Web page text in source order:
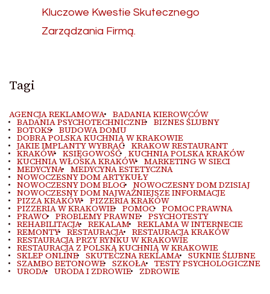
Kluczowe Kwestie Skutecznego
Zarządzania Firmą.
Tagi
AGENCJA REKLAMOWA BADANIA KIEROWCÓW
BADANIA PSYCHOTECHNICZNE BIZNES ŚLUBNY
BOTOKS BUDOWA DOMU
DOBRA POLSKA KUCHNIA W KRAKOWIE
JAKIE IMPLANTY WYBRAĆ KRAKOW RESTAURANT
KRAKÓW KSIĘGOWOŚĆ KUCHNIA POLSKA KRAKÓW
KUCHNIA WŁOSKA KRAKÓW MARKETING W SIECI
MEDYCYNA MEDYCYNA ESTETYCZNA
NOWOCZESNY DOM ARTYKUŁY
NOWOCZESNY DOM BLOG NOWOCZESNY DOM DZISIAJ
NOWOCZESNY DOM NAJWAŻNIEJSZE INFORMACJE
PIZZA KRAKÓW PIZZERIA KRAKÓW
PIZZERIA W KRAKOWIE POMOC POMOC PRAWNA
PRAWO PROBLEMY PRAWNE PSYCHOTESTY
REHABILITACJA REKALAM REKLAMA W INTERNECIE
REMONTY RESTAURACJA RESTAURACJA KRAKÓW
RESTAURACJA PRZY RYNKU W KRAKOWIE
RESTAURACJA Z POLSKĄ KUCHNIĄ W KRAKOWIE
SKLEP ONLINE SKUTECZNA REKLAMA SUKNIE ŚLUBNE
SZAMBO BETONOWE SZKOŁA TESTY PSYCHOLOGICZNE
URODA URODA I ZDROWIE ZDROWIE